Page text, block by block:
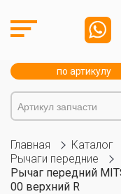
по артикулу
Главная Каталог
Рычаги передние
Рычаг передний
00 верхний R